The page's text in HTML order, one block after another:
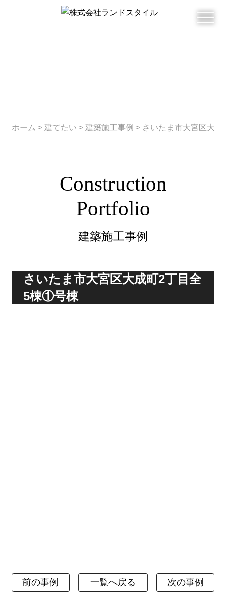
ホーム > 建てたい > 建築施工事例 > さいたま市大宮区大
Construction
Portfolio
建築施工事例
さいたま市大宮区大成町2丁目全
5棟①号棟
前の事例 一覧へ戻る 次の事例